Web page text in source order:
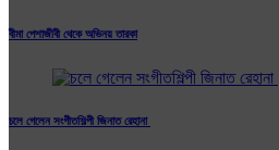
বীমা পেশাজীবী থেকে অভিনয় তারকা
চলে গেলেন সংগীতশিল্পী জিনাত রেহানা